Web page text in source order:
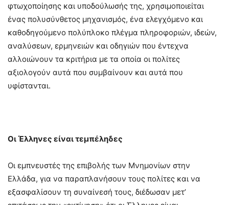
φτωχοποίησης και υποδούλωσής της, χρησιμοποιείται
ένας πολυσύνθετος μηχανισμός, ένα ελεγχόμενο και
καθοδηγούμενο πολύπλοκο πλέγμα πληροφοριών, ιδεών,
αναλύσεων, ερμηνειών και οδηγιών που έντεχνα
αλλοιώνουν τα κριτήρια με τα οποία οι πολίτες
αξιολογούν αυτά που συμβαίνουν και αυτά που
υφίστανται.
Οι Έλληνες είναι τεμπέληδες
Οι εμπνευστές της επιβολής των Μνημονίων στην
Ελλάδα, για να παραπλανήσουν τους πολίτες και να
εξασφαλίσουν τη συναίνεσή τους, διέδωσαν μετ’